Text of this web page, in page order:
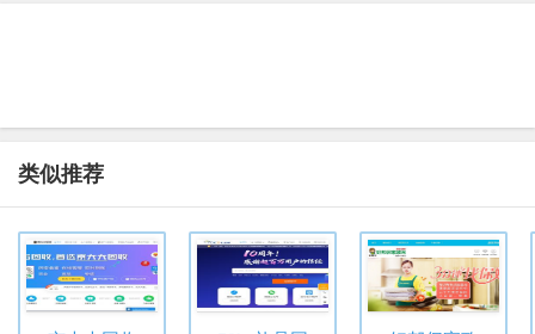
类似推荐